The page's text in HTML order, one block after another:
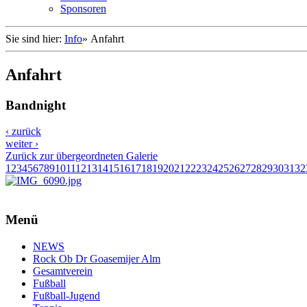
Sponsoren
Sie sind hier: Info» Anfahrt
Anfahrt
Bandnight
‹ zurück
weiter ›
Zurück zur übergeordneten Galerie
1 23456789101112131415161718192021 2223242526272829303132
Menü
NEWS
Rock Ob Dr Goasemijer Alm
Gesamtverein
Fußball
Fußball-Jugend